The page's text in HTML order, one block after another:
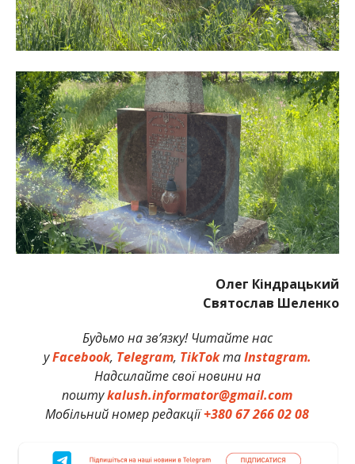
Олег Кіндрацький
Святослав Шеленко
Будьмо на зв’язку! Читайте нас
уFacebook, Telegram, TikTokтаInstagram.
Надсилайте свої новини на
поштуkalush.informator@gmail.com
Мобільний номер редакції+380 67 266 02 08